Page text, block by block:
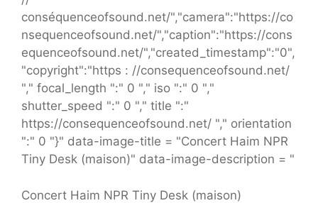
conséquenceofsound.net/","camera":"https://co
nsequenceofsound.net/","caption":"https://cons
equenceofsound.net/","created_timestamp":"0",
"copyright":"https : //consequenceofsound.net/
"," focal_length ":" 0 "," iso ":" 0 ","
shutter_speed ":" 0 "," title ":"
https://consequenceofsound.net/ "," orientation
":" 0 "}" data-image-title = "Concert Haim NPR
Tiny Desk (maison)" data-image-description = "
Concert Haim NPR Tiny Desk (maison)